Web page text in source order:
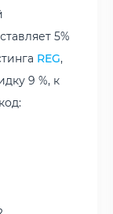
5%
REG,
9 %, к